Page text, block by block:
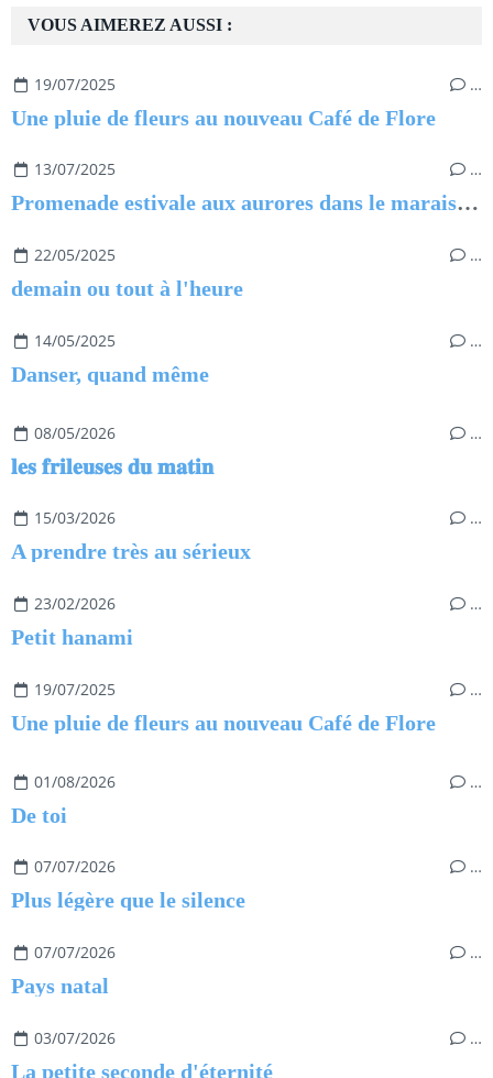
VOUS AIMEREZ AUSSI :
19/07/2025 …
Une pluie de fleurs au nouveau Café de Flore
13/07/2025 …
Promenade estivale aux aurores dans le marais de Saint-Urbain
22/05/2025 …
demain ou tout à l'heure
14/05/2025 …
Danser, quand même
08/05/2026 …
𝐥𝐞𝐬 𝐟𝐫𝐢𝐥𝐞𝐮𝐬𝐞𝐬 𝐝𝐮 𝐦𝐚𝐭𝐢𝐧
15/03/2026 …
A prendre très au sérieux
23/02/2026 …
Petit hanami
19/07/2025 …
Une pluie de fleurs au nouveau Café de Flore
01/08/2026 …
De toi
07/07/2026 …
Plus légère que le silence
07/07/2026 …
Pays natal
03/07/2026 …
La petite seconde d'éternité